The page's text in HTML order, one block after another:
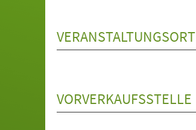
VERANSTALTUNGSORT
VORVERKAUFSSTELLE